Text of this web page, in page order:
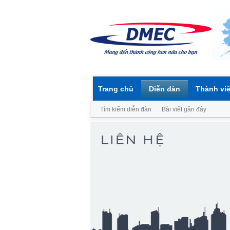
Trang chủ Diễn đàn
Tìm kiếm diễn đàn Bài viết gần đây
Thành